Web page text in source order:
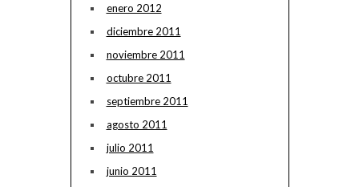
enero 2012
diciembre 2011
noviembre 2011
octubre 2011
septiembre 2011
agosto 2011
julio 2011
junio 2011